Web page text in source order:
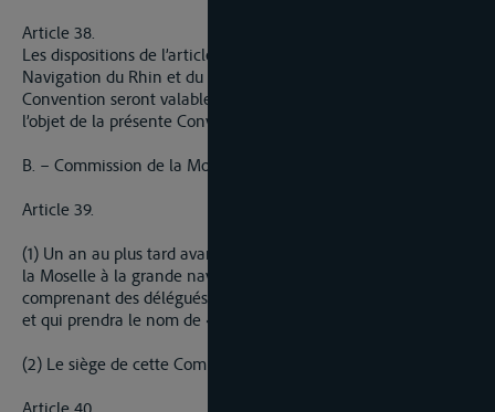
Article 38.
Les dispositions de l’article 3 de la Convention révisée pour la
Navigation du Rhin et du protocole de clôture annexé à cette
Convention seront valables sur le cours de la Moselle faisant
l’objet de la présente Convention.
B. – Commission de la Moselle
Article 39.
(1) Un an au plus tard avant la date prévue pour l’ouverture de
la Moselle à la grande navigation, il sera créé une commission
comprenant des délégués de chacun des trois Etats riverains
et qui prendra le nom de «Commission de la Moselle».
(2) Le siège de cette Commission sera à Trèves.
Article 40.